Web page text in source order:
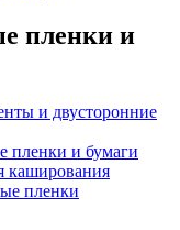
пленки и
и двусторонние
пленки и бумаги
каширования
пленки